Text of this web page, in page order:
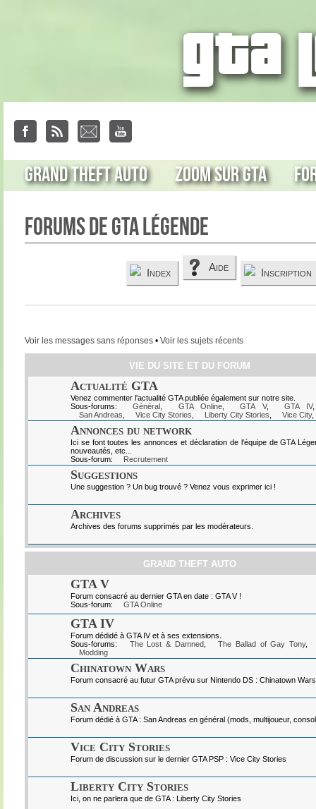
Grand Theft Auto Zoom sur GTA
Forums de GTA Légende
Index Aide Inscription
Voir les messages sans réponses• Voir les sujets récents
VIE DU SITE ET DU FORUM
Actualité GTA
Venez commenter l'actualité GTA publiée également sur notre site.
Sous-forums:
Général GTA Online, GTA V, GTA IV
San Andreas
Vice City Stories Liberty City Stories Vice City,
Annonces du network
Ici se font toutes les annonces et déclaration de l'équipe de GTA
nouveautés, etc...
Sous-forum:
Recrutement
Suggestions
Une suggestion ? Un bug trouvé ? Venez vous exprimer ici !
Archives
Archives des forums supprimés par les modérateurs.
GRAND THEFT AUTO
GTA V
Forum consacré au dernier GTA en date : GTA V !
Sous-forum:
GTA Online
GTA IV
Forum dédidé à GTA IV et à ses extensions.
Sous-forums:
The Lost & Damned, The Ballad of Gay Tony,
Modding
Chinatown Wars
Forum consacré au futur GTA prévu sur Nintendo DS : Chinatown Wars
San Andreas
Forum dédié à GTA : San Andreas en général (mods, multijoueur,
Vice City Stories
Forum de discussion sur le dernier GTA PSP : Vice City Stories
Liberty City Stories
Ici, on ne parlera que de GTA : Liberty City Stories